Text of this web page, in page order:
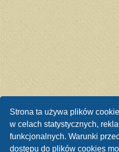
Strona ta używa plików
w celach statystycznych,
funkcjonalnych. Warunki
dostępu do plików cookies